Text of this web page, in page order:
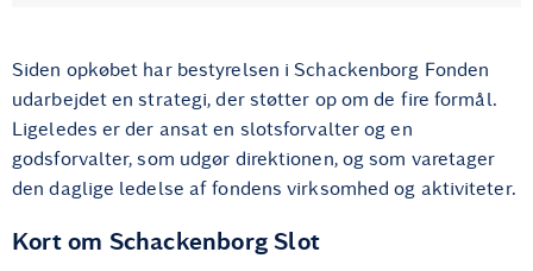
Siden opkøbet har bestyrelsen i Schackenborg Fonden
udarbejdet en strategi, der støtter op om de fire formål.
Ligeledes er der ansat en slotsforvalter og en
godsforvalter, som udgør direktionen, og som varetager
den daglige ledelse af fondens virksomhed og aktiviteter.
Kort om Schackenborg Slot